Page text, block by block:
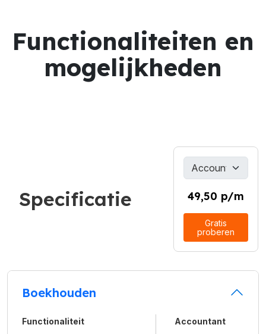
Functionaliteiten en
mogelijkheden
Specificatie 49,50 p/m
Gratis
proberen
Boekhouden
Functionaliteit Accountant